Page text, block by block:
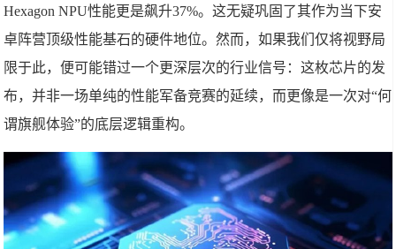
Hexagon NPU性能更是飙升37%。这无疑巩固了其作为当下安
卓阵营顶级性能基石的硬件地位。然而，如果我们仅将视野局
限于此，便可能错过一个更深层次的行业信号：这枚芯片的发
布，并非一场单纯的性能军备竞赛的延续，而更像是一次对“何
谓旗舰体验”的底层逻辑重构。